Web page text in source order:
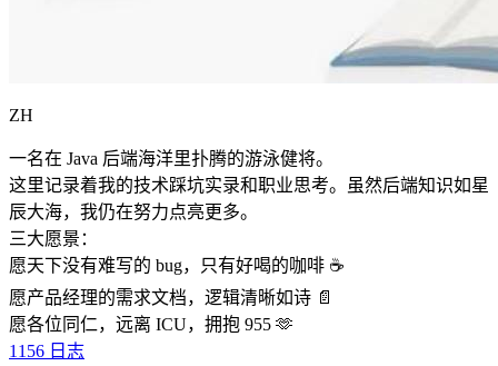
ZH
一名在 Java 后端海洋里扑腾的游泳健将。
这里记录着我的技术踩坑实录和职业思考。虽然后端知识如星
辰大海，我仍在努力点亮更多。
三大愿景：
愿天下没有难写的 bug，只有好喝的咖啡 ☕️
愿产品经理的需求文档，逻辑清晰如诗 📄
愿各位同仁，远离 ICU，拥抱 955 🫶
1156 日志